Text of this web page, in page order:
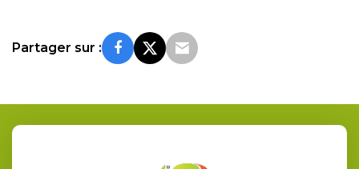
Partager sur :